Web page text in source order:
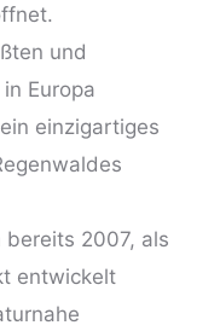
und
Europa
einzigartiges
bereits 2007, als
entwickelt